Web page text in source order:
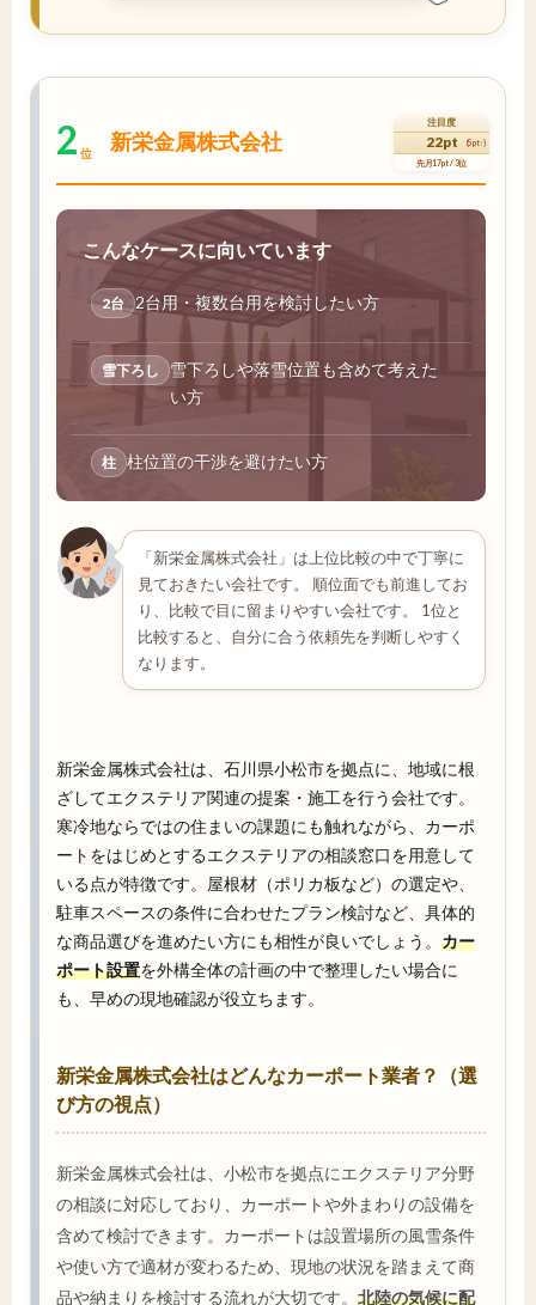
2 位 新栄金属株式会社
注目度
22pt (5pt↑)
先月17pt / 3位
こんなケースに向いています
2台 2台用・複数台用を検討したい方
雪下ろし
雪下ろしや落雪位置も含めて考えた
い方
柱 柱位置の干渉を避けたい方
「新栄金属株式会社」は上位比較の中で丁寧に
見ておきたい会社です。 順位面でも前進してお
り、比較で目に留まりやすい会社です。 1位と
比較すると、自分に合う依頼先を判断しやすく
なります。
新栄金属株式会社は、石川県小松市を拠点に、地域に根
ざしてエクステリア関連の提案・施工を行う会社です。
寒冷地ならではの住まいの課題にも触れながら、カーポ
ートをはじめとするエクステリアの相談窓口を用意して
いる点が特徴です。屋根材（ポリカ板など）の選定や、
駐車スペースの条件に合わせたプラン検討など、具体的
な商品選びを進めたい方にも相性が良いでしょう。 カー
ポート設置を外構全体の計画の中で整理したい場合に
も、早めの現地確認が役立ちます。
新栄金属株式会社はどんなカーポート業者？（選
び方の視点）
新栄金属株式会社は、小松市を拠点にエクステリア分野
の相談に対応しており、カーポートや外まわりの設備を
含めて検討できます。カーポートは設置場所の風雪条件
や使い方で適材が変わるため、現地の状況を踏まえて商
品や納まりを検討する流れが大切です。 北陸の気候に配